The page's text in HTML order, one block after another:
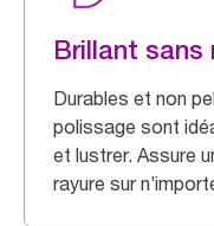
Brillant sans
Durables et non
polissage sont
et lustrer. Assure
rayure sur